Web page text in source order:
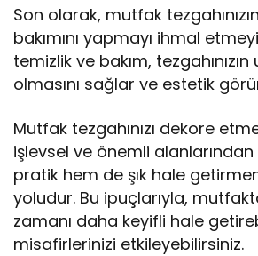
Son olarak, mutfak
bakımını yapmayı ihmal
temizlik ve bakım,
olmasını sağlar ve estetik
Mutfak tezgahınızı dekore
işlevsel ve önemli
pratik hem de şık hale
yoludur. Bu ipuçlarıyla,
zamanı daha keyifli hale
misafirlerinizi etkileyebilirsiniz.